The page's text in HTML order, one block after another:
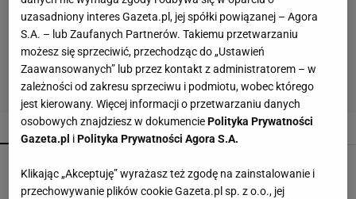
POPULARNE NAJNOWSZE
pomoże z osadami
uzasadniony interes Gazeta.pl, jej spółki powiązanej – Agora
S.A. – lub Zaufanych Partnerów. Takiemu przetwarzaniu
możesz się sprzeciwić, przechodząc do „Ustawień
Zaawansowanych” lub przez kontakt z administratorem – w
zależności od zakresu sprzeciwu i podmiotu, wobec którego
jest kierowany. Więcej informacji o przetwarzaniu danych
osobowych znajdziesz w dokumenciePolityka Prywatności
Gazeta.pl iPolityka Prywatności Agora S.A.
Klikając „Akceptuję” wyrażasz też zgodę na zainstalowanie i
przechowywanie plików cookie Gazeta.pl sp. z o.o., jej